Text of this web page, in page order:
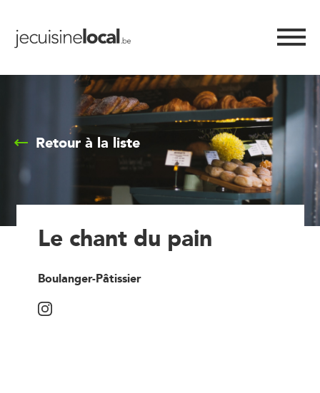
Retour à la liste
Le chant du pain
Boulanger-Pâtissier